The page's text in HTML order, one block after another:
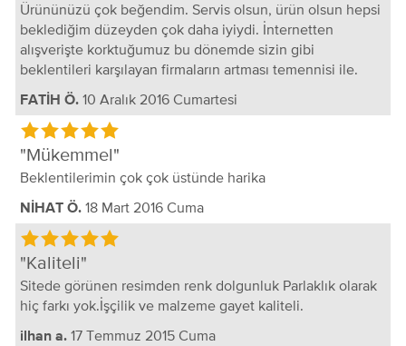
Ürününüzü çok beğendim. Servis olsun, ürün olsun hepsi
beklediğim düzeyden çok daha iyiydi. İnternetten
alışverişte korktuğumuz bu dönemde sizin gibi
beklentileri karşılayan firmaların artması temennisi ile.
FATİH Ö. 10 Aralık 2016 Cumartesi
Mükemmel
Beklentilerimin çok çok üstünde harika
NİHAT Ö. 18 Mart 2016 Cuma
Kaliteli
Sitede görünen resimden renk dolgunluk Parlaklık olarak
hiç farkı yok.İşçilik ve malzeme gayet kaliteli.
ilhan a. 17 Temmuz 2015 Cuma